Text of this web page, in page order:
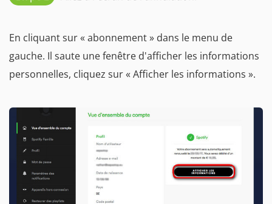
En cliquant sur « abonnement » dans le menu de
gauche. Il saute une fenêtre d'afficher les informations
personnelles, cliquez sur « Afficher les informations ».